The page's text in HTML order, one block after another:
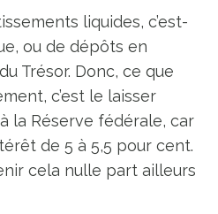
liquides, c’est-
ou de dépôts en
Trésor. Donc, ce que
c’est le laisser
la Réserve fédérale, car
de 5 à 5,5 pour cent.
cela nulle part ailleurs